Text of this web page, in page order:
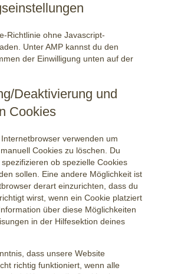
Richtlinie ohne Javascript-
Unter AMP kannst du den
der Einwilligung unten auf der
Deaktivierung und
Cookies
verwenden um
Cookies zu löschen. Du
ob spezielle Cookies
sollen. Eine andere Möglichkeit ist
derart einzurichten, dass du
wirst, wenn ein Cookie platziert
über diese Möglichkeiten
in der Hilfesektion deines
dass unsere Website
richtig funktioniert, wenn alle